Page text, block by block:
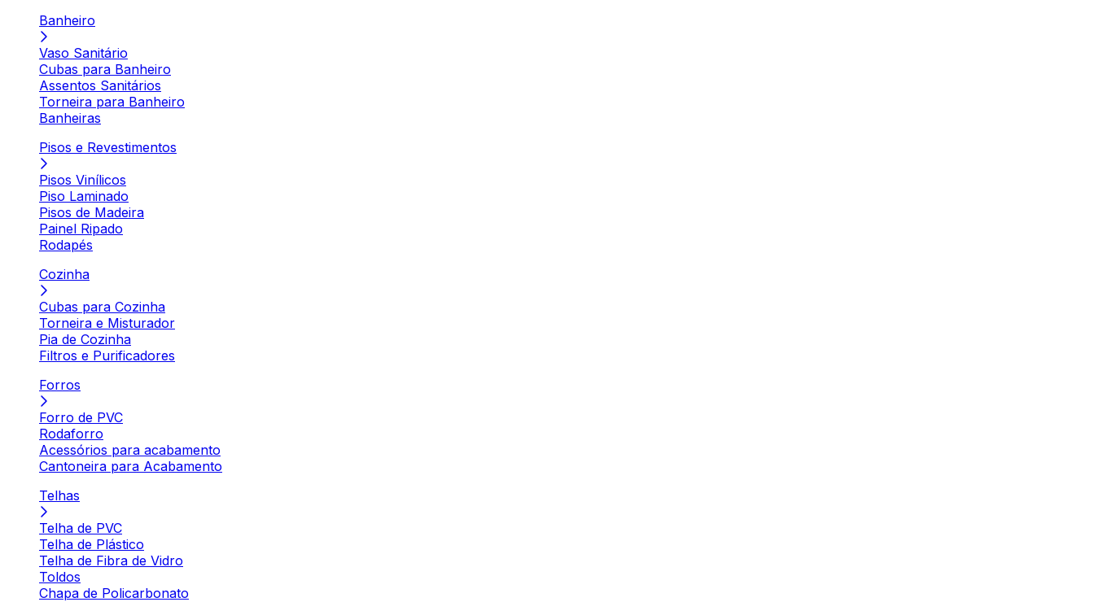
Banheiro
Vaso Sanitário
Cubas para Banheiro
Assentos Sanitários
Torneira para Banheiro
Banheiras
Pisos e Revestimentos
Pisos Vinílicos
Piso Laminado
Pisos de Madeira
Painel Ripado
Rodapés
Cozinha
Cubas para Cozinha
Torneira e Misturador
Pia de Cozinha
Filtros e Purificadores
Forros
Forro de PVC
Rodaforro
Acessórios para acabamento
Cantoneira para Acabamento
Telhas
Telha de PVC
Telha de Plástico
Telha de Fibra de Vidro
Toldos
Chapa de Policarbonato